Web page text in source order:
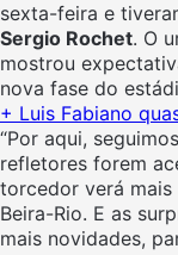
sexta-feira e
Sergio Rochet. O
mostrou
nova fase do
+ Luis Fabiano
“Por aqui,
refletores forem
torcedor verá
Beira-Rio. E as
mais novidades,